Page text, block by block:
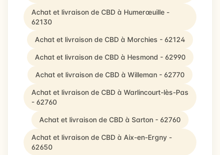
Achat et livraison de CBD à Humerœuille -
62130
Achat et livraison de CBD à Morchies - 62124
Achat et livraison de CBD à Hesmond - 62990
Achat et livraison de CBD à Willeman - 62770
Achat et livraison de CBD à Warlincourt-lès-Pas
- 62760
Achat et livraison de CBD à Sarton - 62760
Achat et livraison de CBD à Aix-en-Ergny -
62650